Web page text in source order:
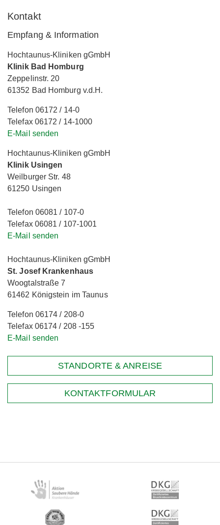
Kontakt
Empfang & Information
Hochtaunus-Kliniken gGmbH
Klinik Bad Homburg
Zeppelinstr. 20
61352 Bad Homburg v.d.H.
Telefon 06172 / 14-0
Telefax 06172 / 14-1000
E-Mail senden
Hochtaunus-Kliniken gGmbH
Klinik Usingen
Weilburger Str. 48
61250 Usingen
Telefon 06081 / 107-0
Telefax 06081 / 107-1001
E-Mail senden
Hochtaunus-Kliniken gGmbH
St. Josef Krankenhaus
Woogtalstraße 7
61462 Königstein im Taunus
Telefon 06174 / 208-0
Telefax 06174 / 208 -155
E-Mail senden
STANDORTE & ANREISE
KONTAKTFORMULAR